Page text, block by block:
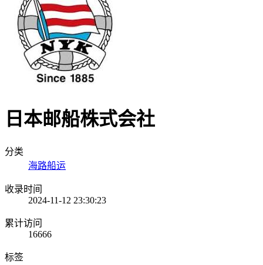
日本邮船株式会社
分类
海路船运
收录时间
2024-11-12 23:30:23
累计访问
16666
标签